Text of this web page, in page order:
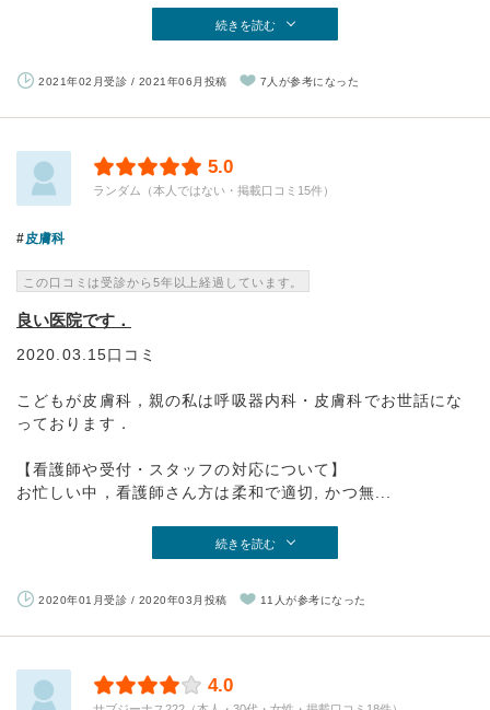
続きを読む
2021年02月受診 / 2021年06月投稿 7人が参考になった
5.0
ランダム（本人ではない・掲載口コミ15件）
皮膚科
この口コミは受診から5年以上経過しています。
良い医院です．
2020.03.15口コミ
こどもが皮膚科，親の私は呼吸器内科・皮膚科でお世話にな
っております．
【看護師や受付・スタッフの対応について】
お忙しい中，看護師さん方は柔和で適切, かつ無...
続きを読む
2020年01月受診 / 2020年03月投稿 11人が参考になった
4.0